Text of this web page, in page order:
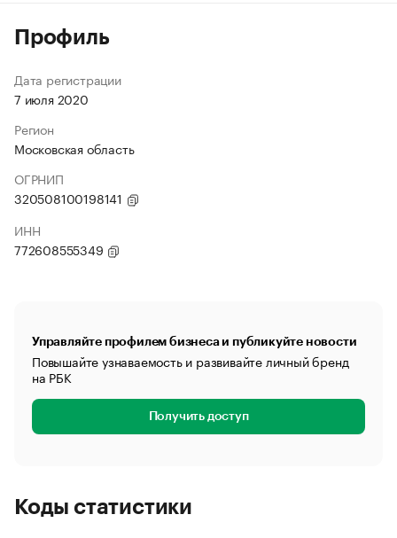
Профиль
Дата регистрации
7 июля 2020
Регион
Московская область
ОГРНИП
320508100198141
ИНН
772608555349
Управляйте профилем бизнеса и публикуйте новости
Повышайте узнаваемость и развивайте личный бренд
на РБК
Получить доступ
Коды статистики